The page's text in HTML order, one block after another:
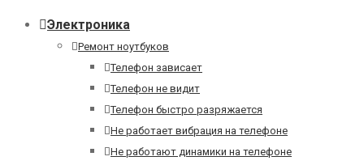
Электроника
Ремонт ноутбуков
Телефон зависает
Телефон не видит
Телефон быстро разряжается
Не работает вибрация на телефоне
Не работают динамики на телефоне